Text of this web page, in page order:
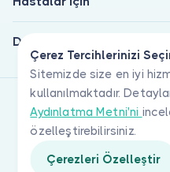
Çerez Tercihlerinizi
Sitemizde size en iyi
kullanılmaktadır.
Aydınlatma Metni'ni
özelleştirebilirsiniz.
Çerezleri Özelleştir
Doktorlar için